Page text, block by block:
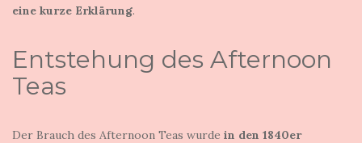
eine kurze Erklärung.
Entstehung des Afternoon
Teas
Der Brauch des Afternoon Teas wurde in den 1840er